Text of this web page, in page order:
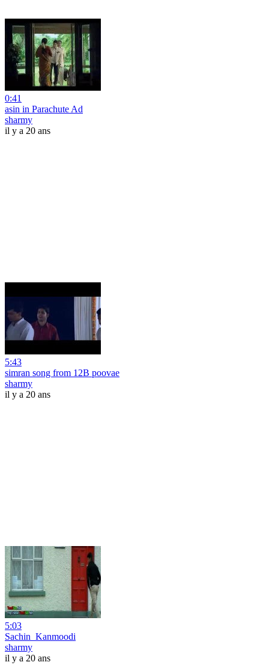
0:41
asin in Parachute Ad
sharmy
il y a 20 ans
5:43
simran song from 12B poovae
sharmy
il y a 20 ans
5:03
Sachin_Kanmoodi
sharmy
il y a 20 ans